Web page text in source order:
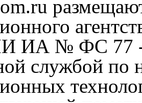
ИА № ФС 77 -
службой по